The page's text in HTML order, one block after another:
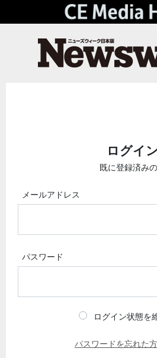
ログイン
既に登録済み
メールアドレス
パスワード
ログイン状態を
パスワードを忘れた